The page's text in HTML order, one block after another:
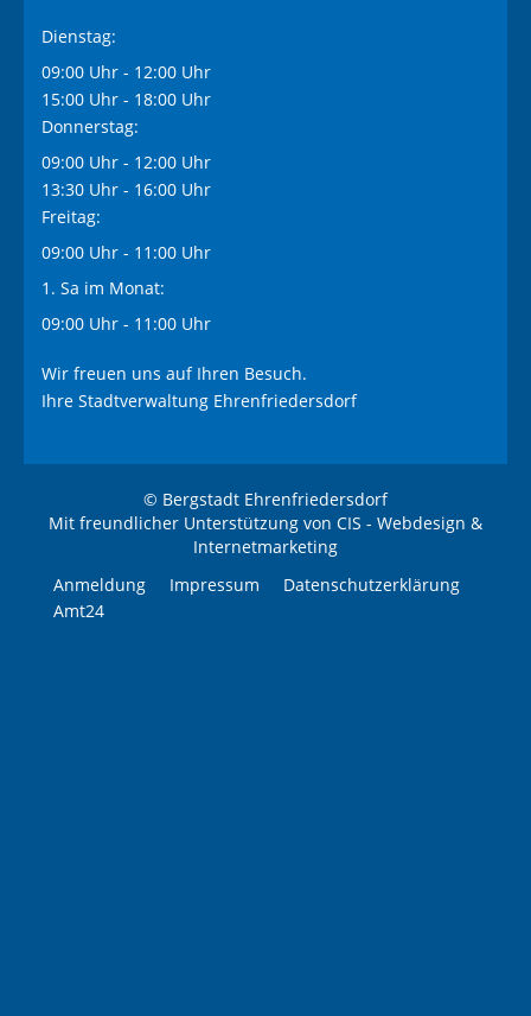
Dienstag:
09:00 Uhr - 12:00 Uhr
15:00 Uhr - 18:00 Uhr
Donnerstag:
09:00 Uhr - 12:00 Uhr
13:30 Uhr - 16:00 Uhr
Freitag:
09:00 Uhr - 11:00 Uhr
1. Sa im Monat:
09:00 Uhr - 11:00 Uhr
Wir freuen uns auf Ihren Besuch.
Ihre Stadtverwaltung Ehrenfriedersdorf
© Bergstadt Ehrenfriedersdorf
Mit freundlicher Unterstützung von CIS - Webdesign &
Internetmarketing
Anmeldung
Impressum
Datenschutzerklärung
Amt24